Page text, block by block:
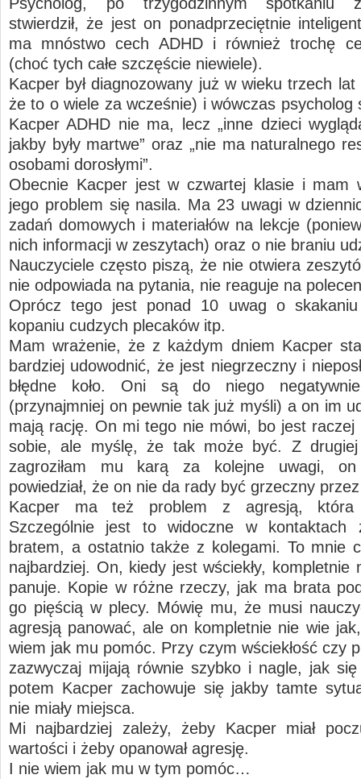
stwierdził, że jest on ponadprzeciętnie
ma mnóstwo cech ADHD i również trochę
(choć tych całe szczęście niewiele).
Kacper był diagnozowany już w wieku trzech
że to o wiele za wcześnie) i wówczas psycholog
Kacper ADHD nie ma, lecz „inne dzieci
jakby były martwe” oraz „nie ma naturalnego
osobami dorosłymi”.
Obecnie Kacper jest w czwartej klasie i mam
jego problem się nasila. Ma 23 uwagi w
zadań domowych i materiałów na lekcje
nich informacji w zeszytach) oraz o nie braniu
Nauczyciele często piszą, że nie otwiera
nie odpowiada na pytania, nie reaguje na
Oprócz tego jest ponad 10 uwag o skakaniu
kopaniu cudzych plecaków itp.
Mam wrażenie, że z każdym dniem Kacper
bardziej udowodnić, że jest niegrzeczny i
błędne koło. Oni są do niego
(przynajmniej on pewnie tak już myśli) a on im
mają rację. On mi tego nie mówi, bo jest raczej
sobie, ale myślę, że tak może być. Z
zagroziłam mu karą za kolejne uwagi,
powiedział, że on nie da rady być grzeczny
Kacper ma też problem z agresją,
Szczególnie jest to widoczne w kontaktach
bratem, a ostatnio także z kolegami. To mnie
najbardziej. On, kiedy jest wściekły, kompletnie
panuje. Kopie w różne rzeczy, jak ma brata
go pięścią w plecy. Mówię mu, że musi
agresją panować, ale on kompletnie nie wie
wiem jak mu pomóc. Przy czym wściekłość czy
zazwyczaj mijają równie szybko i nagle, jak
potem Kacper zachowuje się jakby tamte
nie miały miejsca.
Mi najbardziej zależy, żeby Kacper miał
wartości i żeby opanował agresję.
I nie wiem jak mu w tym pomóc…